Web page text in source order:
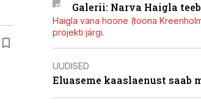
Galerii: Narva Haigla
Haigla vana hoone (toona
projekti järgi.
UUDISED
Eluaseme kaaslaenust saab